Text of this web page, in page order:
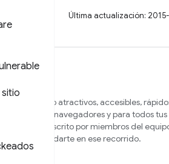
Última actualización:
sitios web atractivos, accesibles,
diferentes navegadores y para todos tus
contenido escrito por miembros del
para ayudarte en ese recorrido.